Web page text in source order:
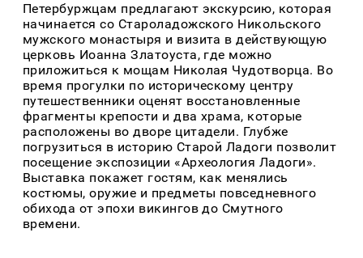
Петербуржцам предлагают экскурсию, которая
начинается со Староладожского Никольского
мужского монастыря и визита в действующую
церковь Иоанна Златоуста, где можно
приложиться к мощам Николая Чудотворца. Во
время прогулки по историческому центру
путешественники оценят восстановленные
фрагменты крепости и два храма, которые
расположены во дворе цитадели. Глубже
погрузиться в историю Старой Ладоги позволит
посещение экспозиции «Археология Ладоги».
Выставка покажет гостям, как менялись
костюмы, оружие и предметы повседневного
обихода от эпохи викингов до Смутного
времени.